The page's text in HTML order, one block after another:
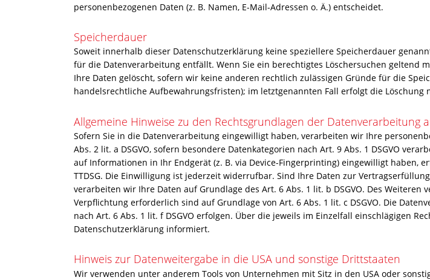
personenbezogenen Daten (z. B. Namen, E-Mail-Adressen o. Ä.) entscheidet.
Speicherdauer
Soweit innerhalb dieser Datenschutzerklärung keine speziellere Speicherdauer
für die Datenverarbeitung entfällt. Wenn Sie ein berechtigtes Löschersuchen geltend
Ihre Daten gelöscht, sofern wir keine anderen rechtlich zulässigen Gründe für die
handelsrechtliche Aufbewahrungsfristen); im letztgenannten Fall erfolgt die Löschung
Allgemeine Hinweise zu den Rechtsgrundlagen der Datenverarbeitung
Sofern Sie in die Datenverarbeitung eingewilligt haben, verarbeiten wir Ihre
Abs. 2 lit. a DSGVO, sofern besondere Datenkategorien nach Art. 9 Abs. 1 DSGVO
auf Informationen in Ihr Endgerät (z. B. via Device-Fingerprinting) eingewilligt haben,
TTDSG. Die Einwilligung ist jederzeit widerrufbar. Sind Ihre Daten zur
verarbeiten wir Ihre Daten auf Grundlage des Art. 6 Abs. 1 lit. b DSGVO. Des
Verpflichtung erforderlich sind auf Grundlage von Art. 6 Abs. 1 lit. c DSGVO. Die
nach Art. 6 Abs. 1 lit. f DSGVO erfolgen. Über die jeweils im Einzelfall einschlägigen
Datenschutzerklärung informiert.
Hinweis zur Datenweitergabe in die USA und sonstige Drittstaaten
Wir verwenden unter anderem Tools von Unternehmen mit Sitz in den USA oder